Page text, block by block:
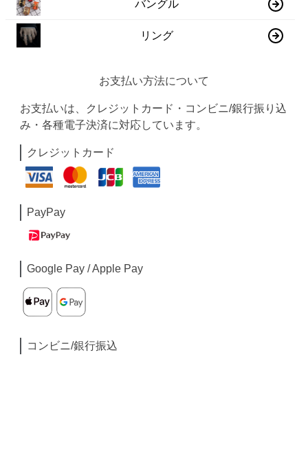
バングル
リング
お支払い方法について
お支払いは、クレジットカード・コンビニ/銀行振り込
み・各種電子決済に対応しています。
クレジットカード
PayPay
Google Pay / Apple Pay
コンビニ/銀行振込